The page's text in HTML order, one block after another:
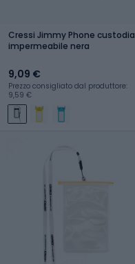
Cressi Jimmy Phone custodia
impermeabile nera
9,09 €
Prezzo consigliato dal produttore:
9,59 €